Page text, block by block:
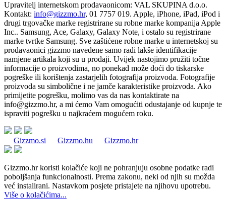
Upravitelj internetskom prodavaonicom: VAL SKUPINA d.o.o.
Kontakt: info@gizzmo.hr, 01 7757 019. Apple, iPhone, iPad, iPod i
drugi trgovačke marke registrirane su robne marke kompanija Apple
Inc.. Samsung, Ace, Galaxy, Galaxy Note, i ostalo su registrirane
marke tvrtke Samsung. Sve zaštićene robne marke u internetskoj su
prodavaonici gizzmo navedene samo radi lakše identifikacije
namjene artikala koji su u prodaji. Uvijek nastojimo pružiti točne
informacije o proizvodima, no ponekad može doći do tiskarske
pogreške ili korištenja zastarjelih fotografija proizvoda. Fotografije
proizvoda su simbolične i ne jamče karakteristike proizvoda. Ako
primijetite pogrešku, molimo vas da nas kontaktirate na
info@gizzmo.hr, a mi ćemo Vam omogućiti odustajanje od kupnje te
ispraviti pogrešku u najkraćem mogućem roku.
Gizzmo.si Gizzmo.hu Gizzmo.hr
Gizzmo.hr koristi kolačiće koji ne pohranjuju osobne podatke radi
poboljšanja funkcionalnosti. Prema zakonu, neki od njih su možda
već instalirani. Nastavkom posjete pristajete na njihovu upotrebu.
Više o kolačićima...